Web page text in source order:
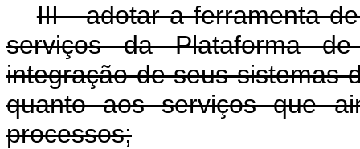
III - adotar a ferramenta
serviços da Plataforma
integração de seus sistemas
quanto aos serviços que
processos;